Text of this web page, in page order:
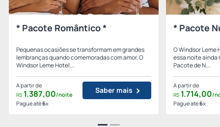
* Pacote Romântico *
Pequenas ocasiões se transformam em grandes
lembranças quando comemoradas com amor. O
Windsor Leme Hotel...
A partir de
R$ 1.387,00/noite
Pague até6x
Saber mais
* Pacote
O Windsor Leme
essa noite ainda
Pacote de N...
A partir de
R$ 1.714,00/
Pague até6x